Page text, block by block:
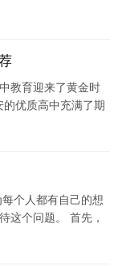
教育迎来了黄金时
优质高中充满了期
个人都有自己的想
这个问题。 首先，